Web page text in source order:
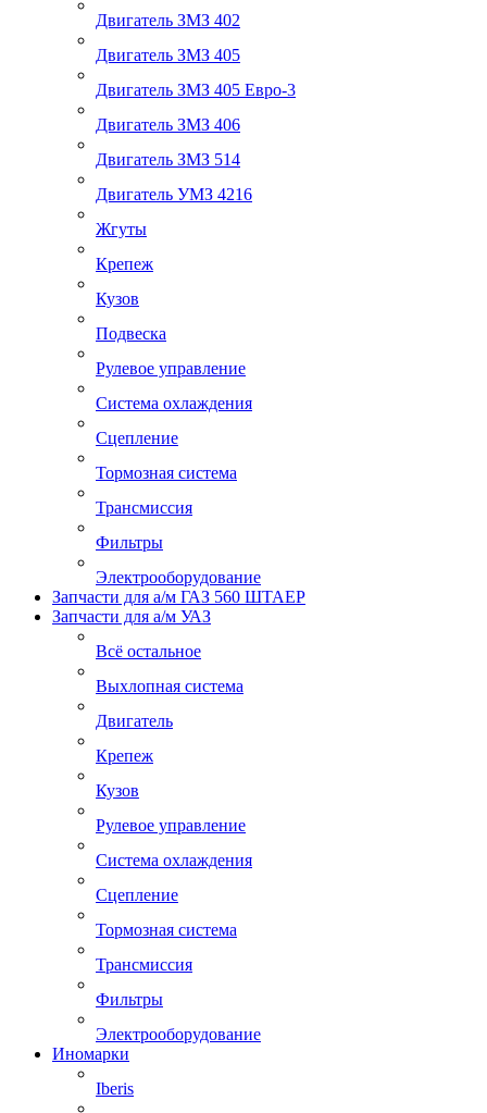
Двигатель ЗМЗ 402
Двигатель ЗМЗ 405
Двигатель ЗМЗ 405 Евро-3
Двигатель ЗМЗ 406
Двигатель ЗМЗ 514
Двигатель УМЗ 4216
Жгуты
Крепеж
Кузов
Подвеска
Рулевое управление
Система охлаждения
Сцепление
Тормозная система
Трансмиссия
Фильтры
Электрооборудование
Запчасти для а/м ГАЗ 560 ШТАЕР
Запчасти для а/м УАЗ
Всё остальное
Выхлопная система
Двигатель
Крепеж
Кузов
Рулевое управление
Система охлаждения
Сцепление
Тормозная система
Трансмиссия
Фильтры
Электрооборудование
Иномарки
Iberis